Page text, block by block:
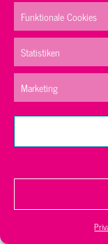
Funktionale Cookies
Statistiken
Marketing
Datenschutz